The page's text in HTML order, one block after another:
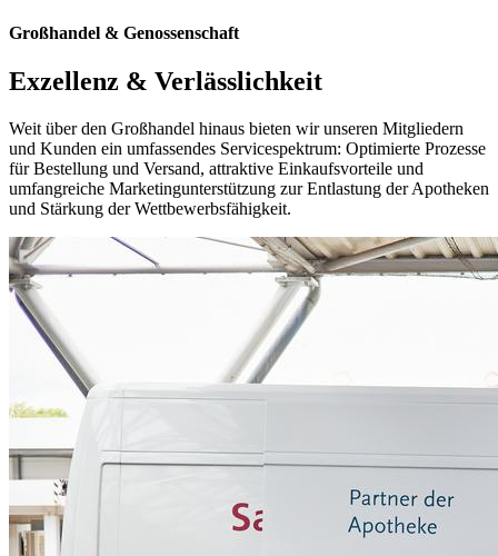
Großhandel & Genossenschaft
Exzellenz & Verlässlichkeit
Weit über den Großhandel hinaus bieten wir unseren Mitgliedern
und Kunden ein umfassendes Servicespektrum: Optimierte Prozesse
für Bestellung und Versand, attraktive Einkaufsvorteile und
umfangreiche Marketingunterstützung zur Entlastung der Apotheken
und Stärkung der Wettbewerbsfähigkeit.